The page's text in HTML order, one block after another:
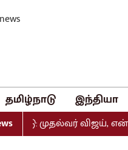
தமிழ்நாடு இந்தியா
முதல்வர் விஜய், என்.